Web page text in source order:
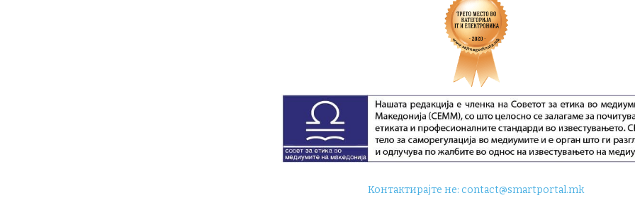
Контактирајте не:contact@smartportal.mk